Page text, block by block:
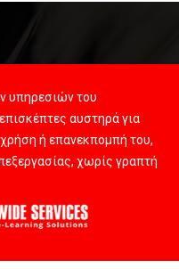
υπηρεσιών του
αυστηρά για
ή επανεκπομπή του,
χωρίς γραπτή